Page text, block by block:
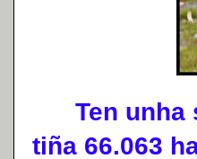
Ten unha
tiña 66.063